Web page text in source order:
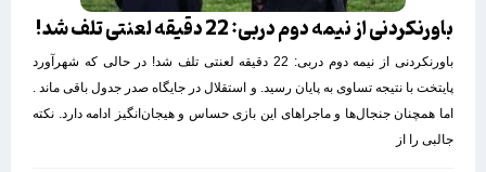
باورنکردنی از نیمه دوم دربی: 22 دقیقه لعنتی تلف شد!
باورنکردنی از نیمه دوم دربی: 22 دقیقه لعنتی تلف شد! در حالی که شهرآورد
پایتخت با نتیجه تساوی به پایان رسید. و استقلال در جایگاه صدر جدول باقی ماند .
اما همچنان جنجال‌ها و ماجراهای این بازی حساس و هیجان‌انگیز ادامه دارد. نکته
جالبی را از